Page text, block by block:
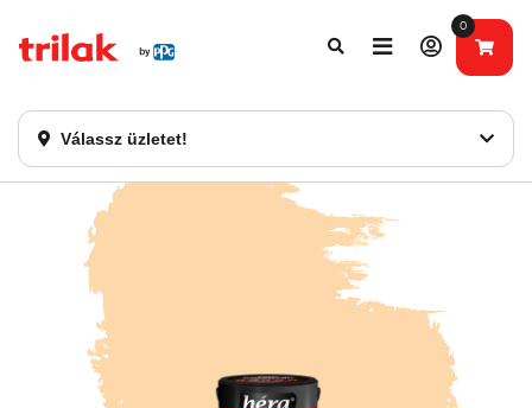
Válassz üzletet!
0
Fontos tájékoztatás!